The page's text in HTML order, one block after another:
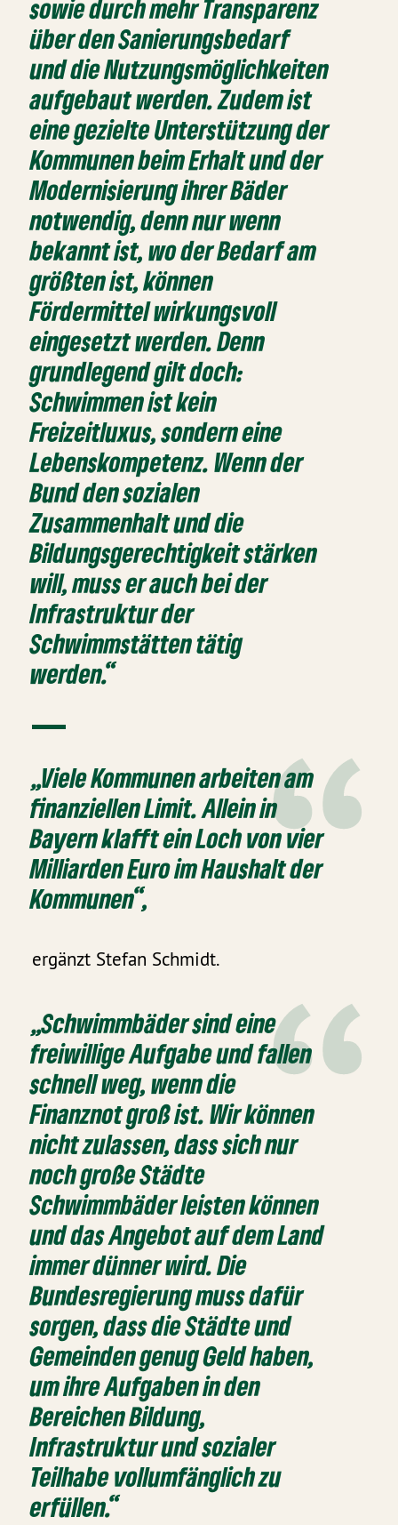
sowie durch mehr Transparenz
über den Sanierungsbedarf
und die Nutzungsmöglichkeiten
aufgebaut werden. Zudem ist
eine gezielte Unterstützung der
Kommunen beim Erhalt und der
Modernisierung ihrer Bäder
notwendig, denn nur wenn
bekannt ist, wo der Bedarf am
größten ist, können
Fördermittel wirkungsvoll
eingesetzt werden. Denn
grundlegend gilt doch:
Schwimmen ist kein
Freizeitluxus, sondern eine
Lebenskompetenz. Wenn der
Bund den sozialen
Zusammenhalt und die
Bildungsgerechtigkeit stärken
will, muss er auch bei der
Infrastruktur der
Schwimmstätten tätig
werden.“
„Viele Kommunen arbeiten am
finanziellen Limit. Allein in
Bayern klafft ein Loch von vier
Milliarden Euro im Haushalt der
Kommunen“,
ergänzt Stefan Schmidt.
„Schwimmbäder sind eine
freiwillige Aufgabe und fallen
schnell weg, wenn die
Finanznot groß ist. Wir können
nicht zulassen, dass sich nur
noch große Städte
Schwimmbäder leisten können
und das Angebot auf dem Land
immer dünner wird. Die
Bundesregierung muss dafür
sorgen, dass die Städte und
Gemeinden genug Geld haben,
um ihre Aufgaben in den
Bereichen Bildung,
Infrastruktur und sozialer
Teilhabe vollumfänglich zu
erfüllen.“